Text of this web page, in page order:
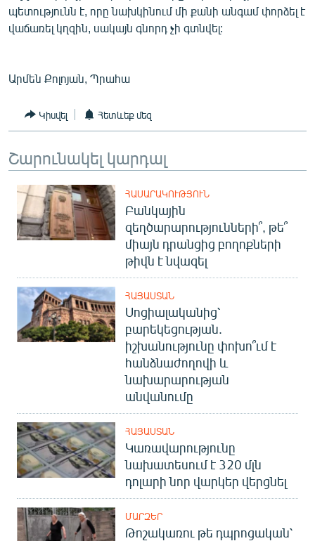
ԿՈՐՈՆԱՎԻՐՈՒՍ
ՏԵՍԱՆՅՈՒԹԵՐ
ՁԳՏԵԼՈՎ ԼԱՎԱԳՈՒՅՆԻՆ
Հայերեն
English
Русский
«Ազատության» բոլոր կայքերը
պետությունն է, որը նախկինում մի քանի անգամ փորձել է
վաճառել կղզին, սակայն գնորդ չի գտնվել:
Արմեն Քոլոյան, Պրահա
Կիսվել Հետևեք մեզ
Շարունակել կարդալ
ՀԱՍԱՐԱԿՈՒԹՅՈՒՆ
Բանկային
զեղծարարությունների՞, թե՞
միայն դրանցից բողոքների
թիվն է նվազել
ՀԱՅԱՍՏԱՆ
Սոցիալականից՝
բարեկեցության.
իշխանությունը փոխո՞ւմ է
հանձնաժողովի և
նախարարության
անվանումը
ՀԱՅԱՍՏԱՆ
Կառավարությունը
նախատեսում է 320 մլն
դոլարի նոր վարկեր վերցնել
ՄԱՐԶԵՐ
Թոշակառու թե դպրոցական՝